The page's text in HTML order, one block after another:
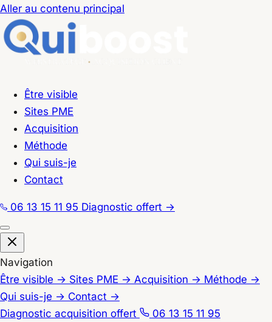
Aller au contenu principal
Être visible
Sites PME
Acquisition
Méthode
Qui suis-je
Contact
06 13 15 11 95 Diagnostic offert →
Navigation
Être visible → Sites PME → Acquisition → Méthode →
Qui suis-je → Contact →
Diagnostic acquisition offert
06 13 15 11 95